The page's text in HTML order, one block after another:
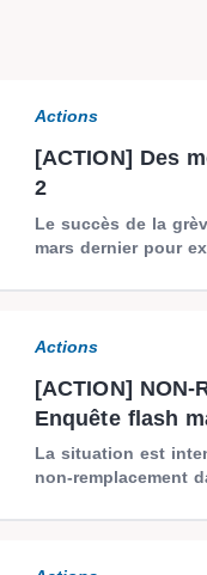
Actions
[ACTION] Des
2
Le succès de la
mars dernier pour
Actions
[ACTION] NON-
Enquête flash
La situation est
non-remplacement